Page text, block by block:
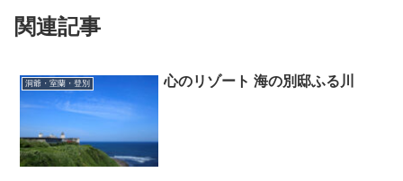
関連記事
洞爺・室蘭・登別 心のリゾート 海の別邸ふる川